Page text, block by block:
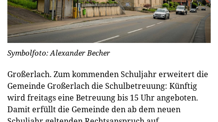
Symbolfoto: Alexander Becher
Großerlach. Zum kommenden Schuljahr erweitert die
Gemeinde Großerlach die Schulbetreuung: Künftig
wird freitags eine Betreuung bis 15 Uhr angeboten.
Damit erfüllt die Gemeinde den ab dem neuen